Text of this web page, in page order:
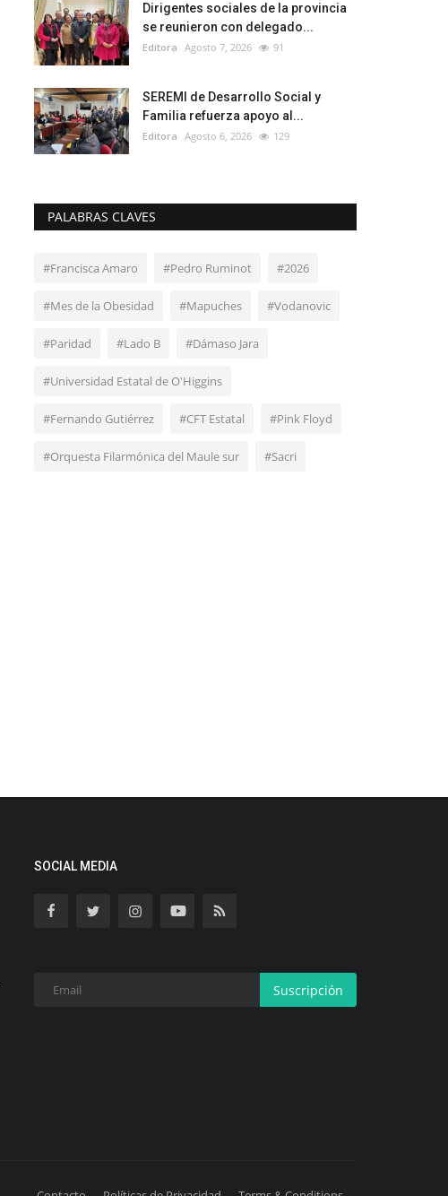
Dirigentes sociales de la provincia
se reunieron con delegado...
Editora Agosto 7, 2026 91
SEREMI de Desarrollo Social y
Familia refuerza apoyo al...
Editora Agosto 6, 2026 129
PALABRAS CLAVES
#Francisca Amaro #Pedro Ruminot #2026
#Mes de la Obesidad #Mapuches #Vodanovic
#Paridad #Lado B #Dámaso Jara
#Universidad Estatal de O'Higgins
#Fernando Gutiérrez #CFT Estatal #Pink Floyd
#Orquesta Filarmónica del Maule sur #Sacri
SOCIAL MEDIA
Suscripción